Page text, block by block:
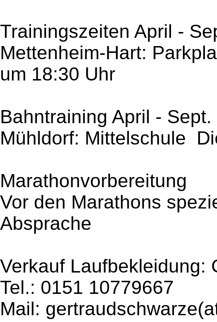
Trainingszeiten April -
Mettenheim-Hart:
um 18:30 Uhr
Bahntraining April -
Mühldorf: Mittelschule
Marathonvorbereitung
Vor den Marathons
Absprache
Verkauf Laufbekleidung:
Tel.: 0151 10779667
Mail: